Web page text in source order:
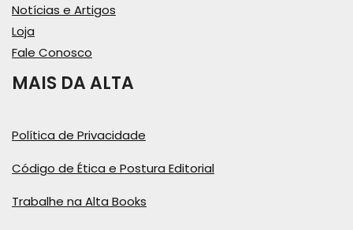
Notícias e Artigos
Loja
Fale Conosco
MAIS DA ALTA
Política de Privacidade
Código de Ética e Postura Editorial
Trabalhe na Alta Books